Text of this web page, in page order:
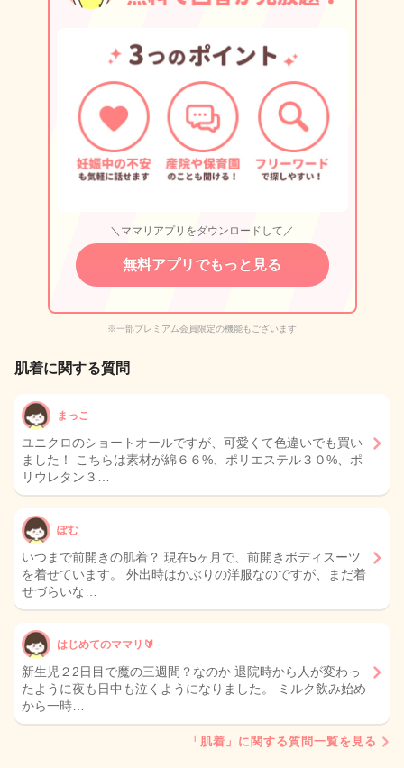
＼ママリアプリをダウンロードして／
無料アプリでもっと見る
※一部プレミアム会員限定の機能もございます
肌着に関する質問
まっこ
ユニクロのショートオールですが、可愛くて色違いでも買い
ました！ こちらは素材が綿６６%、ポリエステル３０%、ポ
リウレタン３…
ぽむ
いつまで前開きの肌着？ 現在5ヶ月で、前開きボディスーツ
を着せています。 外出時はかぶりの洋服なのですが、まだ着
せづらいな…
はじめてのママリ🔰
新生児２2日目で魔の三週間？なのか 退院時から人が変わっ
たように夜も日中も泣くようになりました。 ミルク飲み始め
から一時…
「肌着」に関する質問一覧を見る